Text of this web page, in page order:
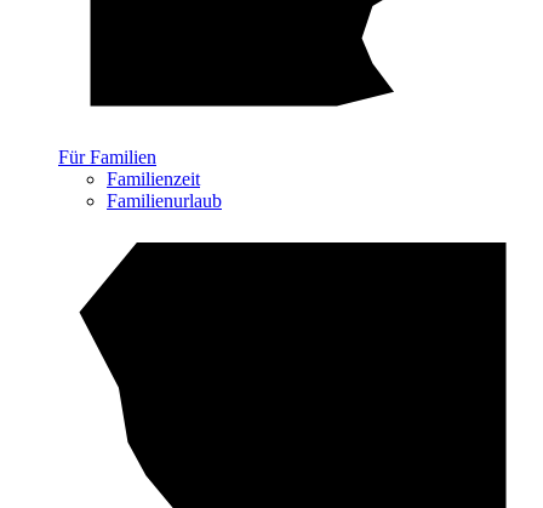
Für Familien
Familienzeit
Familienurlaub